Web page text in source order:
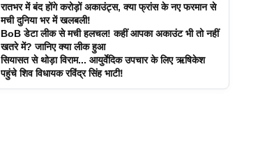
रातभर में बंद होंगे करोड़ों अकाउंट्स, क्या फ्रांस के नए फरमान से
मची दुनिया भर में खलबली!
BoB डेटा लीक से मची हलचल! कहीं आपका अकाउंट भी तो नहीं
खतरे में? जानिए क्या लीक हुआ
सियासत से थोड़ा विराम... आयुर्वेदिक उपचार के लिए ऋषिकेश
पहुंचे शिव विधायक रविंद्र सिंह भाटी!